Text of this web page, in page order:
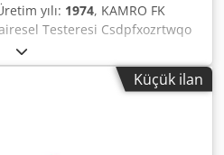
yılı: 1974, KAMRO FK
Testeresi Csdpfxozrtwqo
birlikte gelen format dairesel
bıçağı maksimum çapı:
300 mm'lik testere bıçağı)
3000 mm Maksimum
Masa boyutu: 1180x670 mm
Küçük ilan